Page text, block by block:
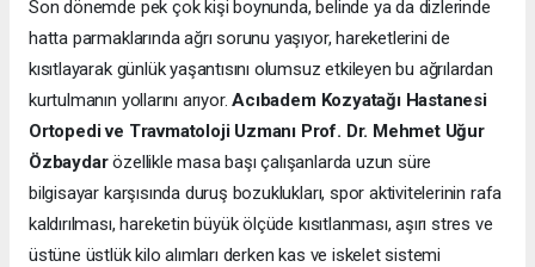
Son dönemde pek çok kişi boynunda, belinde ya da dizlerinde
hatta parmaklarında ağrı sorunu yaşıyor, hareketlerini de
kısıtlayarak günlük yaşantısını olumsuz etkileyen bu ağrılardan
kurtulmanın yollarını arıyor.Acıbadem Kozyatağı Hastanesi
Ortopedi ve Travmatoloji Uzmanı Prof. Dr. Mehmet Uğur
Özbaydarözellikle masa başı çalışanlarda uzun süre
bilgisayar karşısında duruş bozuklukları, spor aktivitelerinin rafa
kaldırılması, hareketin büyük ölçüde kısıtlanması, aşırı stres ve
üstüne üstlük kilo alımları derken kas ve iskelet sistemi